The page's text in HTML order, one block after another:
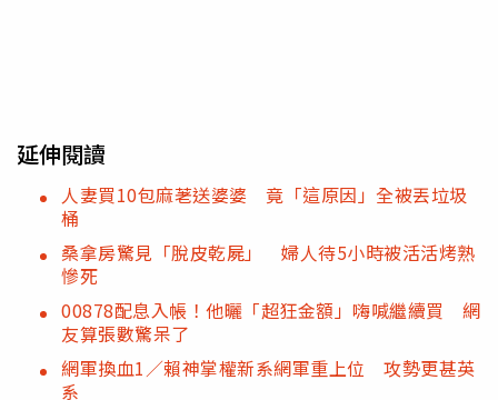
延伸閱讀
人妻買10包麻荖送婆婆 竟「這原因」全被丟垃圾
桶
桑拿房驚見「脫皮乾屍」 婦人待5小時被活活烤熟
慘死
00878配息入帳！他曬「超狂金額」嗨喊繼續買 網
友算張數驚呆了
網軍換血1／賴神掌權新系網軍重上位 攻勢更甚英
系